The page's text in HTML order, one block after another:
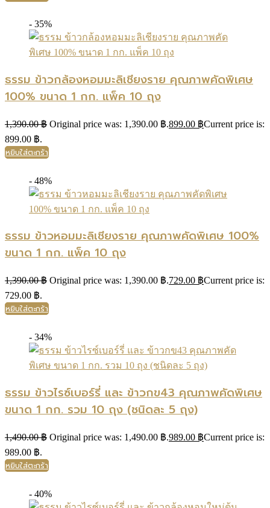
- 35%
ธรรม ข้าวกล้องหอมมะลิเชียงราย คุณภาพคัดพิเศษ
100% ขนาด 1 กก. แพ็ค 10 ถุง
1,390.00฿ Original price was: 1,390.00 ฿.899.00 ฿Current price is:
899.00 ฿.
หยิบใส่ตะกร้า
- 48%
ธรรม ข้าวหอมมะลิเชียงราย คุณภาพคัดพิเศษ 100%
ขนาด 1 กก. แพ็ค 10 ถุง
1,390.00฿ Original price was: 1,390.00 ฿.729.00 ฿Current price is:
729.00 ฿.
หยิบใส่ตะกร้า
- 34%
ธรรม ข้าวไรซ์เบอร์รี่ และ ข้าวกข43 คุณภาพคัดพิเศษ
ขนาด 1 กก. รวม 10 ถุง (ชนิดละ 5 ถุง)
1,490.00฿ Original price was: 1,490.00 ฿.989.00 ฿Current price is:
989.00 ฿.
หยิบใส่ตะกร้า
- 40%